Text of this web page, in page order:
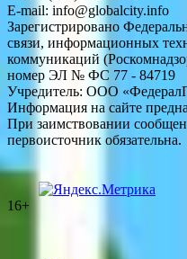
E-mail: info@globalcity.info
Зарегистрировано
связи, информационных
коммуникаций
номер ЭЛ № ФС 77 - 84719
Учредитель: ООО
Информация на сайте
При заимствовании
первоисточник обязательна.
16+